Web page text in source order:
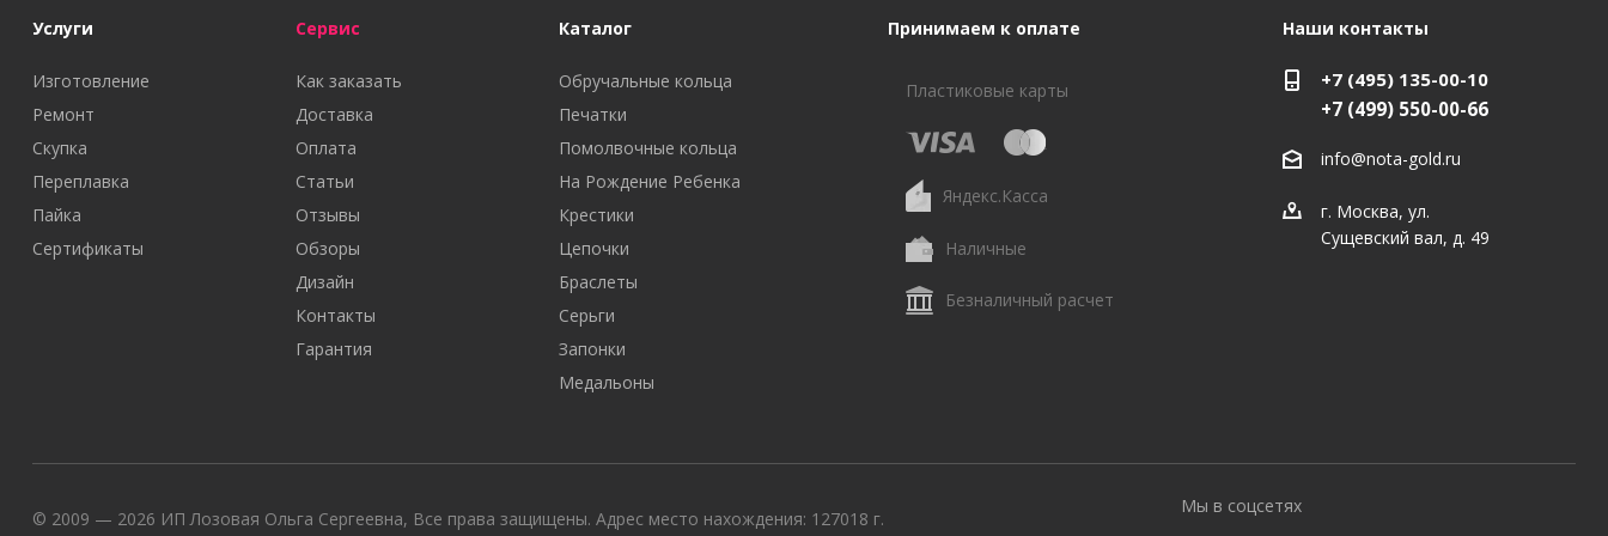
Услуги
Изготовление
Ремонт
Скупка
Переплавка
Пайка
Сертификаты
Сервис
Как заказать
Доставка
Оплата
Статьи
Отзывы
Обзоры
Дизайн
Контакты
Гарантия
Каталог
Обручальные кольца
Печатки
Помолвочные кольца
На Рождение Ребенка
Крестики
Цепочки
Браслеты
Серьги
Запонки
Медальоны
Принимаем к оплате
Пластиковые карты
Яндекс.Касса
Наличные
Безналичный расчет
Наши контакты
+7 (495) 135-00-10
+7 (499) 550-00-66
info@nota-gold.ru
г. Москва, ул.
Сущевский вал, д. 49
© 2009 — 2026 ИП Лозовая Ольга Сергеевна, Все права защищены. Адрес место нахождения: 127018 г.
Мы в соцсетях